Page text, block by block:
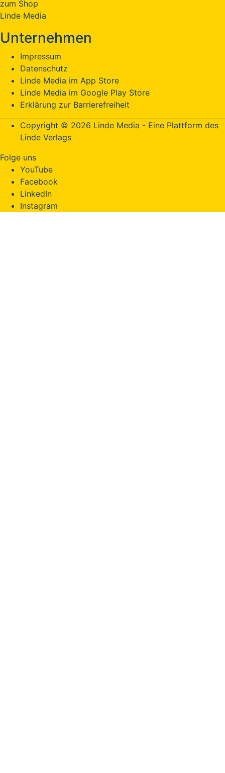
zum Shop
Linde Media
Unternehmen
Impressum
Datenschutz
Linde Media im App Store
Linde Media im Google Play Store
Erklärung zur Barrierefreiheit
Copyright © 2026 Linde Media - Eine Plattform des
Linde Verlags
Folge uns
YouTube
Facebook
LinkedIn
Instagram